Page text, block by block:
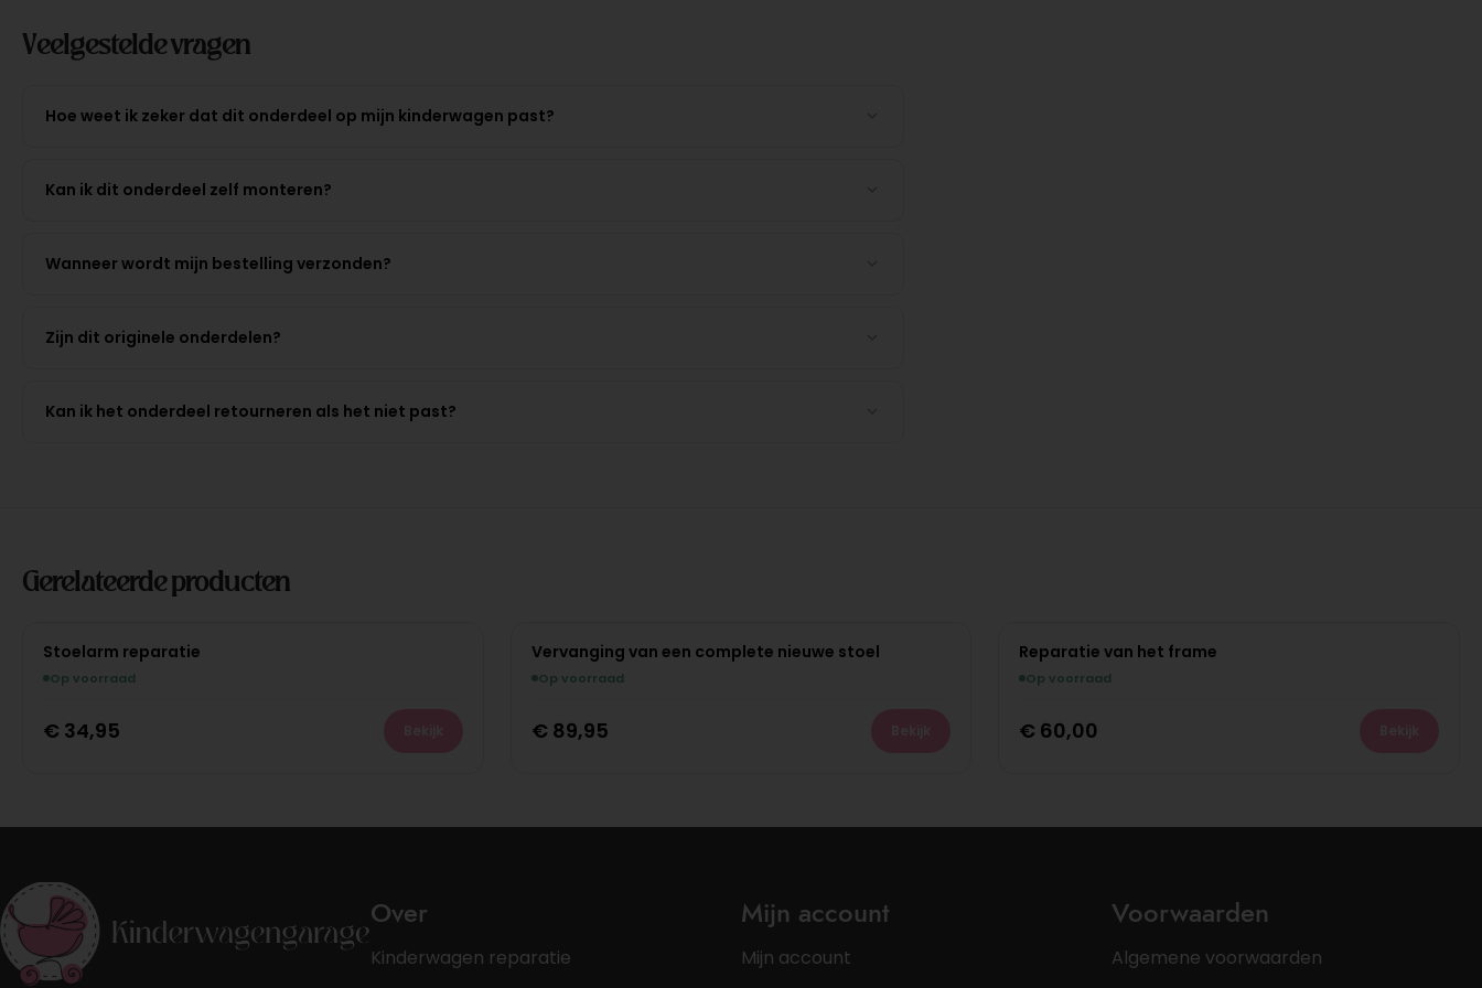
Veelgestelde vragen
Hoe weet ik zeker dat dit onderdeel op mijn kinderwagen past?
Kan ik dit onderdeel zelf monteren?
Wanneer wordt mijn bestelling verzonden?
Zijn dit originele onderdelen?
Kan ik het onderdeel retourneren als het niet past?
Gerelateerde producten
Stoelarm reparatie
Op voorraad
€ 34,95
Vervanging van een complete nieuwe stoel
Op voorraad
€ 89,95
Reparatie van het frame
Op voorraad
€ 60,00
Over
Kinderwagen reparatie
Mijn account
Mijn account
Voorwaarden
Algemene voorwaarden